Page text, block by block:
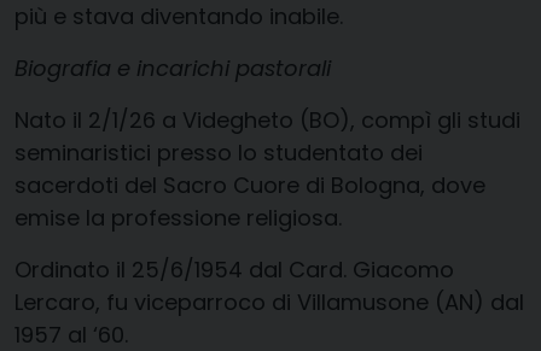
più e stava diventando inabile.
Biografia e incarichi pastorali
Nato il 2/1/26 a Videgheto (BO), compì gli studi
seminaristici presso lo studentato dei
sacerdoti del Sacro Cuore di Bologna, dove
emise la professione religiosa.
Ordinato il 25/6/1954 dal Card. Giacomo
Lercaro, fu viceparroco di Villamusone (AN) dal
1957 al ‘60.